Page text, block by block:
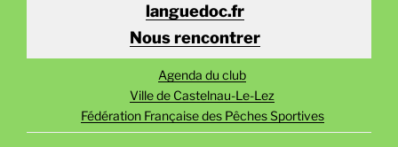
languedoc.fr
Nous rencontrer
Agenda du club
Ville de Castelnau-Le-Lez
Fédération Française des Pêches Sportives